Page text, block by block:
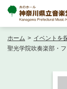
ホーム > イベントを
聖光学院吹奏楽部・